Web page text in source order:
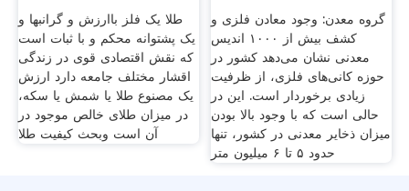
طلا یک فلز باارزش و گرانبها و
یک پشتوانه محکم و با ثبات است
که نقش اقتصادی قوی در زندگی
اقشار مختلف جامعه دارد ارزش
یک مصنوع طلا یا شمش یا سکه،
در میزان طلای خالص موجود در
آن است وبحث کیفیت طلا
گروه معدن: وجود معادن فلزی و
کشف بیش از ۱۰۰۰ اندیس
معدنی نشان می‌دهد کشور در
حوزه کانی‌های فلزی، از ظرفیت
زیادی برخوردار است. این در
حالی است که با وجود بالا بودن
میزان ذخایر معدنی در کشور، تنها
حدود ۵ تا ۶ میلیون متر